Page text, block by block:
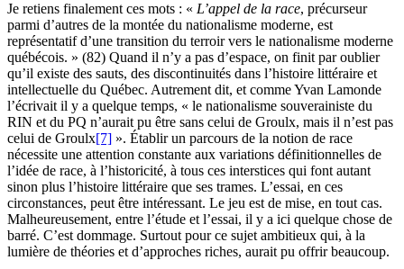
Je retiens finalement ces mots : « L’appel de la race, précurseur
parmi d’autres de la montée du nationalisme moderne, est
représentatif d’une transition du terroir vers le nationalisme moderne
québécois. » (82) Quand il n’y a pas d’espace, on finit par oublier
qu’il existe des sauts, des discontinuités dans l’histoire littéraire et
intellectuelle du Québec. Autrement dit, et comme Yvan Lamonde
l’écrivait il y a quelque temps, « le nationalisme souverainiste du
RIN et du PQ n’aurait pu être sans celui de Groulx, mais il n’est pas
celui de Groulx[7] ». Établir un parcours de la notion de race
nécessite une attention constante aux variations définitionnelles de
l’idée de race, à l’historicité, à tous ces interstices qui font autant
sinon plus l’histoire littéraire que ses trames. L’essai, en ces
circonstances, peut être intéressant. Le jeu est de mise, en tout cas.
Malheureusement, entre l’étude et l’essai, il y a ici quelque chose de
barré. C’est dommage. Surtout pour ce sujet ambitieux qui, à la
lumière de théories et d’approches riches, aurait pu offrir beaucoup.